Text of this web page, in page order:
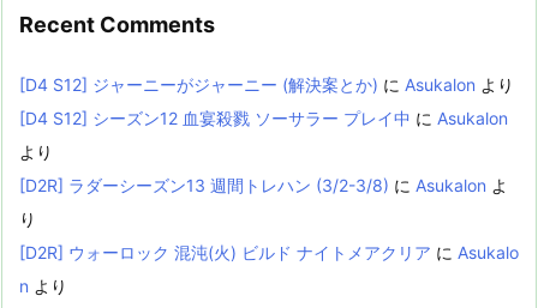
Recent Comments
[D4 S12] ジャーニーがジャーニー (解決案とか) に Asukalon より
[D4 S12] シーズン12 血宴殺戮 ソーサラー プレイ中 に Asukalon
より
[D2R] ラダーシーズン13 週間トレハン (3/2-3/8) に Asukalon よ
り
[D2R] ウォーロック 混沌(火) ビルド ナイトメアクリア に Asukalo
n より